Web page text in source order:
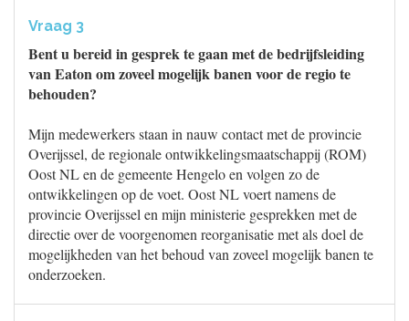
Vraag 3
Bent u bereid in gesprek te gaan met de bedrijfsleiding
van Eaton om zoveel mogelijk banen voor de regio te
behouden?
Mijn medewerkers staan in nauw contact met de provincie
Overijssel, de regionale ontwikkelingsmaatschappij (ROM)
Oost NL en de gemeente Hengelo en volgen zo de
ontwikkelingen op de voet. Oost NL voert namens de
provincie Overijssel en mijn ministerie gesprekken met de
directie over de voorgenomen reorganisatie met als doel de
mogelijkheden van het behoud van zoveel mogelijk banen te
onderzoeken.